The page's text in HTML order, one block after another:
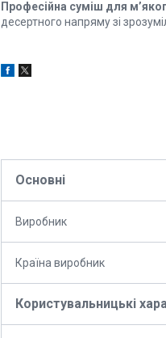
Професійна суміш для
десертного напряму зі
Основні
Виробник
Країна виробник
Користувальницькі